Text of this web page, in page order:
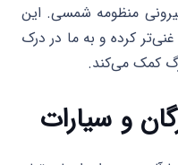
منظومه شمسی. این
کرده و به ما در درک
کمک می‌کند.